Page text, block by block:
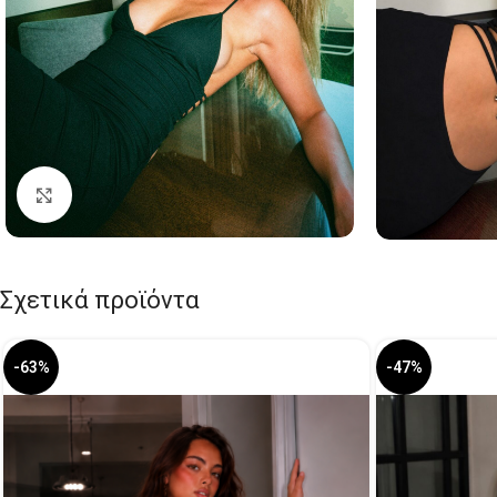
Click to enlarge
Σχετικά προϊόντα
-63% -47%